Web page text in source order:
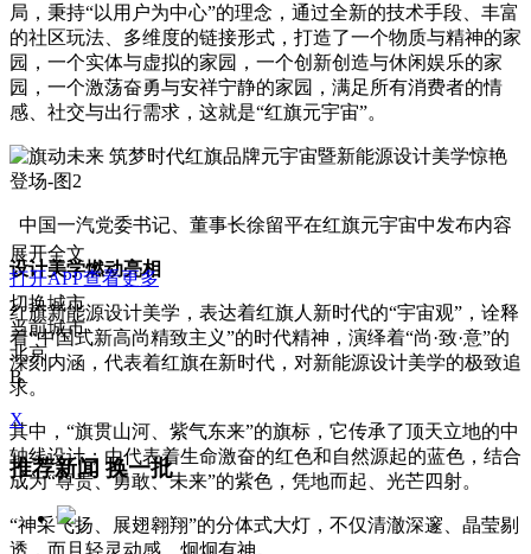
局，秉持“以用户为中心”的理念，通过全新的技术手段、丰富
的社区玩法、多维度的链接形式，打造了一个物质与精神的家
园，一个实体与虚拟的家园，一个创新创造与休闲娱乐的家
园，一个激荡奋勇与安祥宁静的家园，满足所有消费者的情
感、社交与出行需求，这就是“红旗元宇宙”。
中国一汽党委书记、董事长徐留平在红旗元宇宙中发布内容
设计美学燃动亮相
红旗新能源设计美学，表达着红旗人新时代的“宇宙观”，诠释
着“中国式新高尚精致主义”的时代精神，演绎着“尚·致·意”的
深刻内涵，代表着红旗在新时代，对新能源设计美学的极致追
求。
其中，“旗贯山河、紫气东来”的旗标，它传承了顶天立地的中
轴线设计；由代表着生命激奋的红色和自然源起的蓝色，结合
成为“尊贵、勇敢、未来”的紫色，凭地而起、光芒四射。
“神采飞扬、展翅翱翔”的分体式大灯，不仅清澈深邃、晶莹剔
透，而且轻灵动感、炯炯有神。
展开全文
打开APP查看更多
切换城市
当前城市
北京
B
X
推荐新闻 换一批